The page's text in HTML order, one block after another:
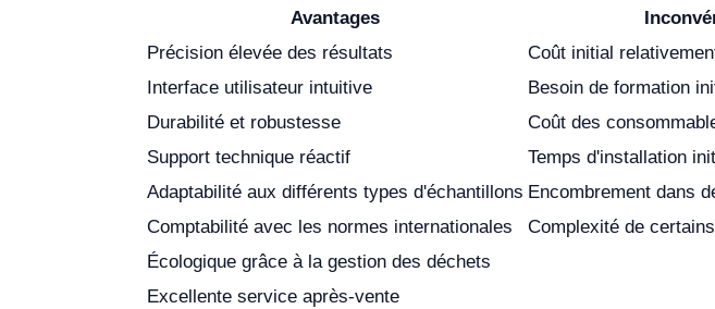
Avantages
Précision élevée des résultats
Coût initial
Interface utilisateur intuitive
Besoin de formation
Durabilité et robustesse
Coût des
Support technique réactif
Temps d'installation
Adaptabilité aux différents types d'échantillons Encombrement dans
Comptabilité avec les normes internationales
Complexité de
Écologique grâce à la gestion des déchets
Excellente service après-vente